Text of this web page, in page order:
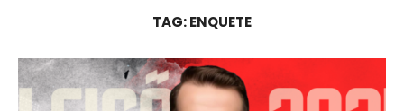
TAG:ENQUETE